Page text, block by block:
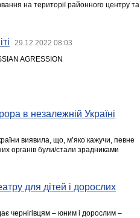
на території районного центру та
29.12.2022 08:03
AGRESSION
в незалежній Україні
виявила, що, м’яко кажучи, певне
органів були/стали зрадниками
для дітей і дорослих
чернігівцям – юним і дорослим –